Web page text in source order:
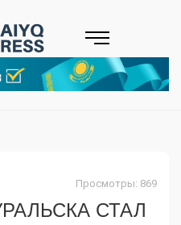
Просмотры: 869
СТАЛ